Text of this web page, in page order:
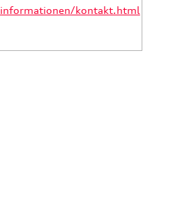
informationen/kontakt.html